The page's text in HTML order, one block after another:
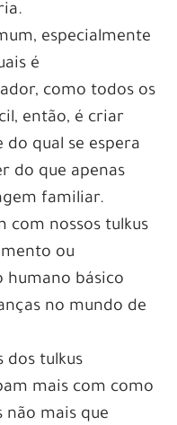
especialmente
é
como todos os
então, é criar
qual se espera
do que apenas
familiar.
com nossos tulkus
ou
básico
no mundo de
dos tulkus
mais com como
não mais que